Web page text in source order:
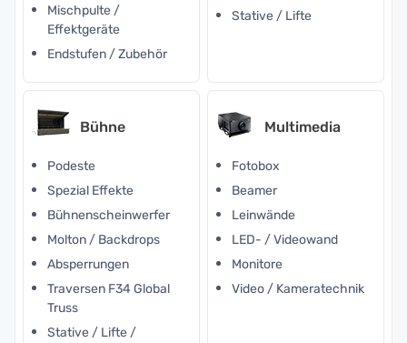
Mischpulte /
Effektgeräte
Endstufen / Zubehör
Stative / Lifte
Bühne
Podeste
Spezial Effekte
Bühnenscheinwerfer
Molton / Backdrops
Absperrungen
Traversen F34 Global
Truss
Stative / Lifte /
Multimedia
Fotobox
Beamer
Leinwände
LED- / Videowand
Monitore
Video / Kameratechnik